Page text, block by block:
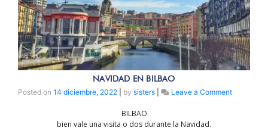
NAVIDAD EN BILBAO
Posted on 14 diciembre, 2022 by sisters Leave a Commenton
BILBAO
bien vale una visita o dos durante la Navidad.